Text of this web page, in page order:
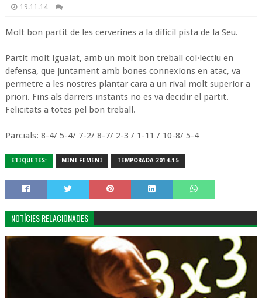
19.11.14
Molt bon partit de les cerverines a la difícil pista de la Seu.
Partit molt igualat, amb un molt bon treball col·lectiu en
defensa, que juntament amb bones connexions en atac, va
permetre a les nostres plantar cara a un rival molt superior a
priori. Fins als darrers instants no es va decidir el partit.
Felicitats a totes pel bon treball.
Parcials: 8-4/ 5-4/ 7-2/ 8-7/ 2-3 / 1-11 / 10-8/ 5-4
ETIQUETES: MINI FEMENÍ TEMPORADA 2014-15
NOTÍCIES RELACIONADES